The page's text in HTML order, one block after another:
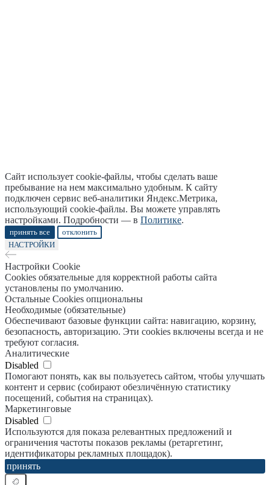
Сайт использует cookie-файлы, чтобы сделать ваше
пребывание на нем максимально удобным. К cайту
подключен сервис веб-аналитики Яндекс.Метрика,
использующий cookie-файлы. Вы можете управлять
настройками. Подробности — в Политике.
принять все
отклонить
НАСТРОЙКИ
Настройки Cookie
Cookies обязательные для корректной работы сайта
установлены по умолчанию.
Остальные Cookies опциональны
Необходимые (обязательные)
Обеспечивают базовые функции сайта: навигацию, корзину,
безопасность, авторизацию. Эти cookies включены всегда и не
требуют согласия.
Аналитические
Disabled
Помогают понять, как вы пользуетесь сайтом, чтобы улучшать
контент и сервис (собирают обезличённую статистику
посещений, события на страницах).
Маркетинговые
Disabled
Используются для показа релевантных предложений и
ограничения частоты показов рекламы (ретаргетинг,
идентификаторы рекламных площадок).
принять